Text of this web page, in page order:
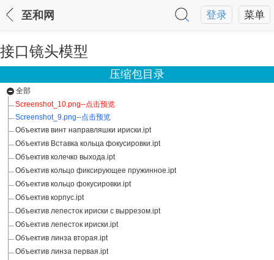
菜单
登录
至和网
接口镜头模型
压缩包目录
全部
Screenshot_10.png--点击预览
Screenshot_9.png--点击预览
Объектив винт направляшки ириски.ipt
Объектив Вставка кольца фокусировки.ipt
Объектив колечко выхода.ipt
Объектив кольцо фиксирующее пружинное.ipt
Объектив кольцо фокусировки.ipt
Объектив корпус.ipt
Объектив лепесток ириски с выррезом.ipt
Объектив лепесток ириски.ipt
Объектив линза вторая.ipt
Объектив линза первая.ipt